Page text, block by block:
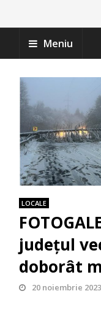
Meniu
LOCALE
județul
doborât
20 noiembrie